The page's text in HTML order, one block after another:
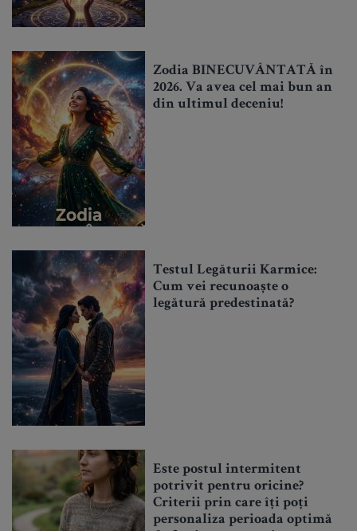
Zodia BINECUVÂNTATĂ în
2026. Va avea cel mai bun an
din ultimul deceniu!
Testul Legăturii Karmice:
Cum vei recunoaște o
legătură predestinată?
Este postul intermitent
potrivit pentru oricine?
Criterii prin care îți poți
personaliza perioada optimă